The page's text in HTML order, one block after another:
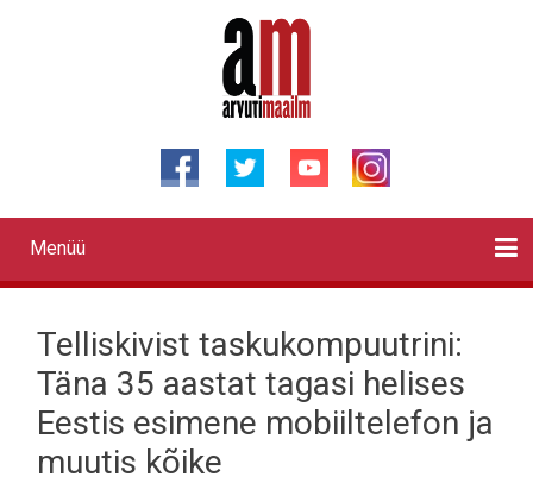
Primary
links
Menüü
Telliskivist taskukompuutrini:
Täna 35 aastat tagasi helises
Eestis esimene mobiiltelefon ja
muutis kõike